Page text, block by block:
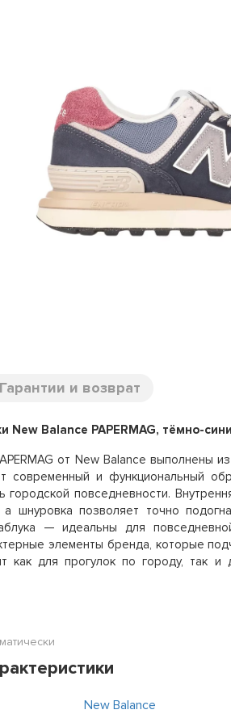
Гарантии и возврат
New Balance PAPERMAG, тёмно-
от New Balance выполнены
современный и функциональный
городской повседневности.
а шнуровка позволяет точно
— идеальны для
элементы бренда, которые
как для прогулок по городу, так
New Balance